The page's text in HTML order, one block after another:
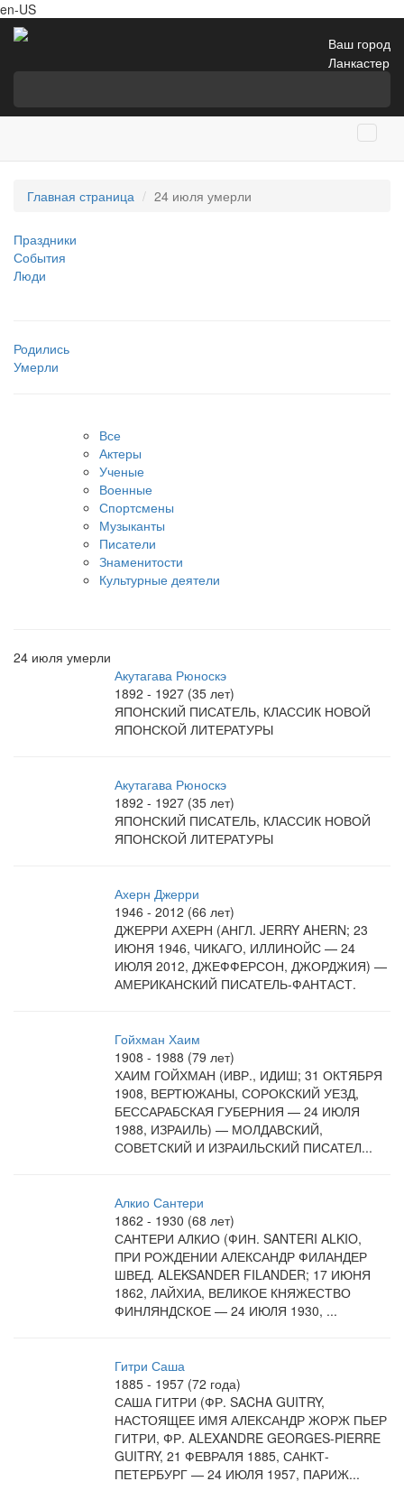
en-US
Ваш город
Ланкастер
Главная страница 24 июля умерли
Праздники
События
Люди
Родились
Умерли
Все
Актеры
Ученые
Военные
Спортсмены
Музыканты
Писатели
Знаменитости
Культурные деятели
24 июля умерли
Акутагава Рюноскэ
1892 - 1927 (35 лет)
ЯПОНСКИЙ ПИСАТЕЛЬ, КЛАССИК НОВОЙ
ЯПОНСКОЙ ЛИТЕРАТУРЫ
Акутагава Рюноскэ
1892 - 1927 (35 лет)
ЯПОНСКИЙ ПИСАТЕЛЬ, КЛАССИК НОВОЙ
ЯПОНСКОЙ ЛИТЕРАТУРЫ
Ахерн Джерри
1946 - 2012 (66 лет)
ДЖЕРРИ АХЕРН (АНГЛ. JERRY AHERN; 23
ИЮНЯ 1946, ЧИКАГО, ИЛЛИНОЙС — 24
ИЮЛЯ 2012, ДЖЕФФЕРСОН, ДЖОРДЖИЯ) —
АМЕРИКАНСКИЙ ПИСАТЕЛЬ-ФАНТАСТ.
Гойхман Хаим
1908 - 1988 (79 лет)
ХАИМ ГОЙХМАН (ИВР., ИДИШ; 31 ОКТЯБРЯ
1908, ВЕРТЮЖАНЫ, СОРОКСКИЙ УЕЗД,
БЕССАРАБСКАЯ ГУБЕРНИЯ — 24 ИЮЛЯ
1988, ИЗРАИЛЬ) — МОЛДАВСКИЙ,
СОВЕТСКИЙ И ИЗРАИЛЬСКИЙ ПИСАТЕЛ...
Алкио Сантери
1862 - 1930 (68 лет)
САНТЕРИ АЛКИО (ФИН. SANTERI ALKIO,
ПРИ РОЖДЕНИИ АЛЕКСАНДР ФИЛАНДЕР
ШВЕД. ALEKSANDER FILANDER; 17 ИЮНЯ
1862, ЛАЙХИА, ВЕЛИКОЕ КНЯЖЕСТВО
ФИНЛЯНДСКОЕ — 24 ИЮЛЯ 1930, ...
Гитри Саша
1885 - 1957 (72 года)
САША ГИТРИ (ФР. SACHA GUITRY,
НАСТОЯЩЕЕ ИМЯ АЛЕКСАНДР ЖОРЖ ПЬЕР
ГИТРИ, ФР. ALEXANDRE GEORGES-PIERRE
GUITRY, 21 ФЕВРАЛЯ 1885, САНКТ-
ПЕТЕРБУРГ — 24 ИЮЛЯ 1957, ПАРИЖ...